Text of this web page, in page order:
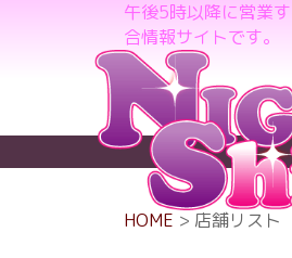
ト
午後5時以降に営業
合情報サイトです。
HOME > 店舗リスト